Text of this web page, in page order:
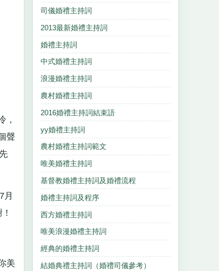
，
聲
月
美
司儀婚禮主持詞
2013最新婚禮主持詞
婚禮主持詞
中式婚禮主持詞
浪漫婚禮主持詞
農村婚禮主持詞
2016婚禮主持詞結束語
yy婚禮主持詞
農村婚禮主持詞範文
唯美婚禮主持詞
基督教婚禮主持詞及婚禮流程
婚禮主持詞及程序
西方婚禮主持詞
唯美浪漫婚禮主持詞
經典的婚禮主持詞
結婚典禮主持詞（婚禮司儀參考）